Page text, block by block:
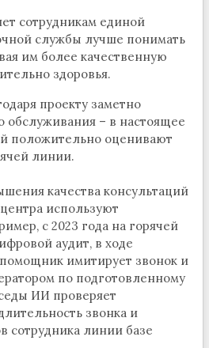
сотрудникам единой
службы лучше понимать
им более качественную
здоровья.
проекту заметно
обслуживания – в настоящее
положительно оценивают
линии.
качества консультаций
используют
с 2023 года на горячей
аудит, в ходе
имитирует звонок и
по подготовленному
ИИ проверяет
звонка и
сотрудника линии базе